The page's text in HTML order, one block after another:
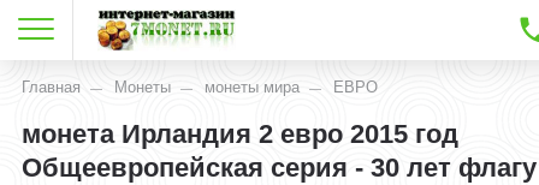
Главная Монеты монеты мира ЕВРО
монета Ирландия 2 евро 2015 год
Общеевропейская серия - 30 лет флагу